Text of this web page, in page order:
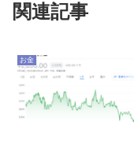
関連記事
お金